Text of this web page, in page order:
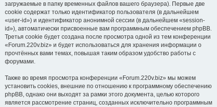
загружаемые в папку временных файлов вашего браузера). Первые две
cookie содержат только идентификатор пользователя (в дальнейшем
«user-id») и идентификатор анонимной сессии (в дальнейшем «session-
id»), автоматически присвоенные вам программным обеспечением phpBB.
Третья cookie будет создана после просмотра одной из тем конференции
«Forum.220v.biz» и будет использоваться для хранения информации о
прочтённых вами темах, повышая таким образом удобство работы с
форумами.
Также во время просмотра конференции «Forum.220v.biz» мы можем
установить cookies, внешние по отношению к программному обеспечению
phpBB, однако они выходят за рамки этого документа, целью которого
является рассмотрение страниц, созданных исключительно программным